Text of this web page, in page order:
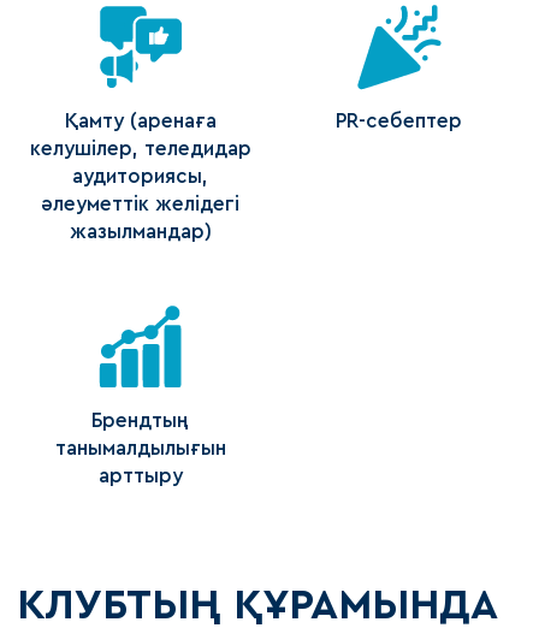
Қамту (аренаға
келушілер, теледидар
аудиториясы,
әлеуметтік желідегі
жазылмандар)
PR-себептер
Брендтың
танымалдылығын
арттыру
КЛУБТЫҢ ҚҰРАМЫНДА